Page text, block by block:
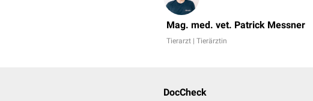
Mag. med. vet. Patrick Messner
Tierarzt | Tierärztin
DocCheck